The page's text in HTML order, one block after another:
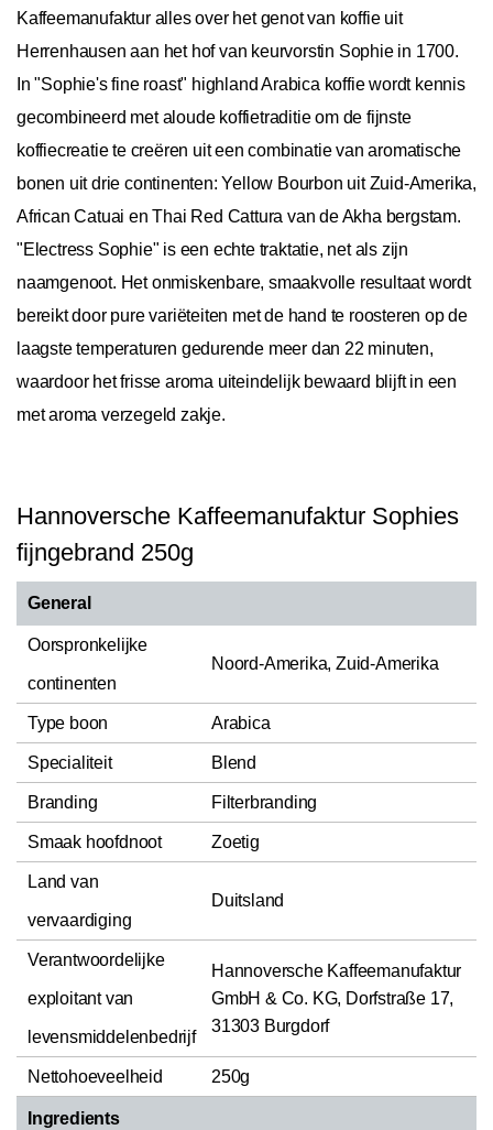
Kaffeemanufaktur alles over het genot van koffie uit
Herrenhausen aan het hof van keurvorstin Sophie in 1700.
In "Sophie's fine roast" highland Arabica koffie wordt kennis
gecombineerd met aloude koffietraditie om de fijnste
koffiecreatie te creëren uit een combinatie van aromatische
bonen uit drie continenten: Yellow Bourbon uit Zuid-Amerika,
African Catuai en Thai Red Cattura van de Akha bergstam.
"Electress Sophie" is een echte traktatie, net als zijn
naamgenoot. Het onmiskenbare, smaakvolle resultaat wordt
bereikt door pure variëteiten met de hand te roosteren op de
laagste temperaturen gedurende meer dan 22 minuten,
waardoor het frisse aroma uiteindelijk bewaard blijft in een
met aroma verzegeld zakje.
Hannoversche Kaffeemanufaktur Sophies
fijngebrand 250g
General
Oorspronkelijke
continenten
Noord-Amerika, Zuid-Amerika
Type boon Arabica
Specialiteit Blend
Branding Filterbranding
Smaak hoofdnoot Zoetig
Land van
vervaardiging
Duitsland
Verantwoordelijke
exploitant van
levensmiddelenbedrijf
Hannoversche Kaffeemanufaktur
GmbH & Co. KG, Dorfstraße 17,
31303 Burgdorf
Nettohoeveelheid 250g
Ingredients